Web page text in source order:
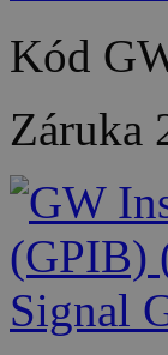
Kód
Záruka